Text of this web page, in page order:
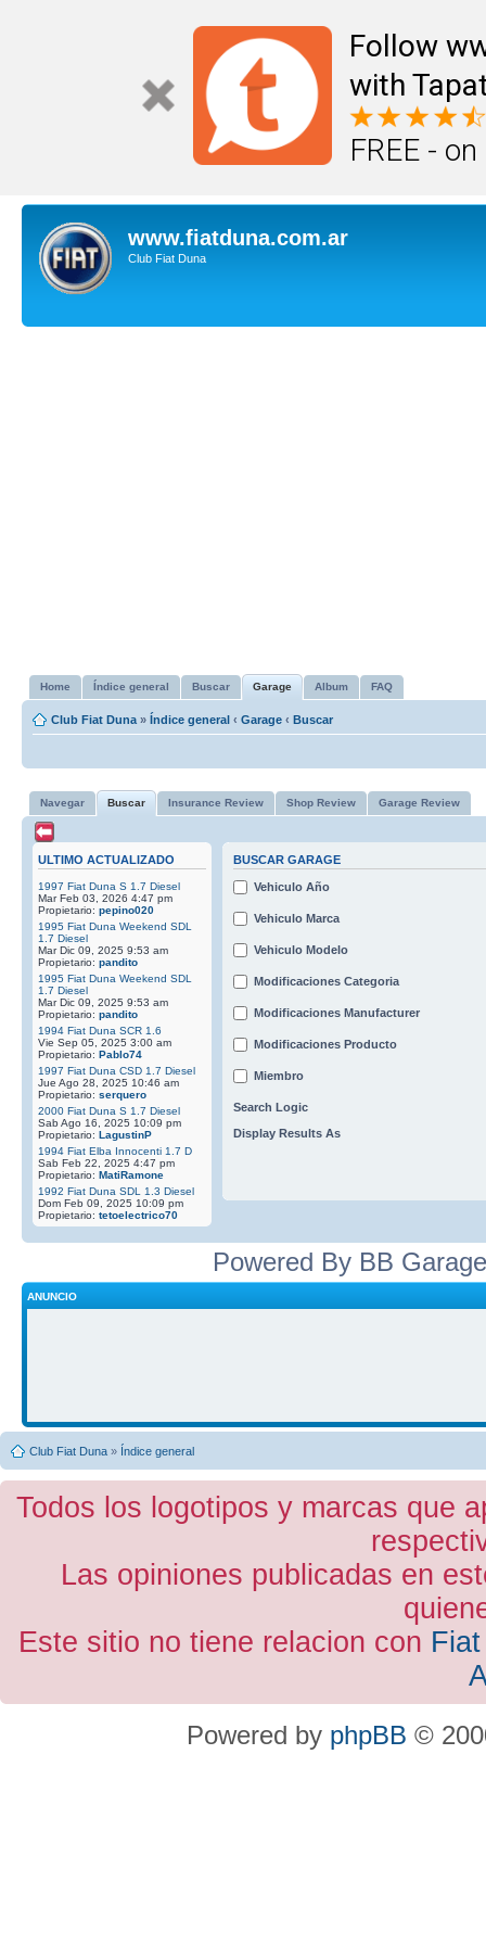
Follow
with
FREE -
www.fiatduna.com.ar
Club Fiat Duna
Home Índice general Buscar Garage Album FAQ
Club Fiat Duna » Índice general ‹ Garage ‹ Buscar
Navegar Buscar Insurance Review Shop Review Garage Review
ULTIMO ACTUALIZADO
1997 Fiat Duna S 1.7 Diesel
Mar Feb 03, 2026 4:47 pm
Propietario: pepino020
1995 Fiat Duna Weekend SDL
1.7 Diesel
Mar Dic 09, 2025 9:53 am
Propietario: pandito
1995 Fiat Duna Weekend SDL
1.7 Diesel
Mar Dic 09, 2025 9:53 am
Propietario: pandito
1994 Fiat Duna SCR 1.6
Vie Sep 05, 2025 3:00 am
Propietario: Pablo74
1997 Fiat Duna CSD 1.7 Diesel
Jue Ago 28, 2025 10:46 am
Propietario: serquero
2000 Fiat Duna S 1.7 Diesel
Sab Ago 16, 2025 10:09 pm
Propietario: LagustinP
1994 Fiat Elba Innocenti 1.7 D
Sab Feb 22, 2025 4:47 pm
Propietario: MatiRamone
1992 Fiat Duna SDL 1.3 Diesel
Dom Feb 09, 2025 10:09 pm
Propietario: tetoelectrico70
BUSCAR GARAGE
Vehiculo Año
Vehiculo Marca
Vehiculo Modelo
Modificaciones Categoria
Modificaciones Manufacturer
Modificaciones Producto
Miembro
Search Logic
Display Results As
Powered By BB
ANUNCIO
Club Fiat Duna » Índice general
Todos los logotipos y marcas que
Las opiniones publicadas en
Este sitio no tiene relacion con
Powered by phpBB ©